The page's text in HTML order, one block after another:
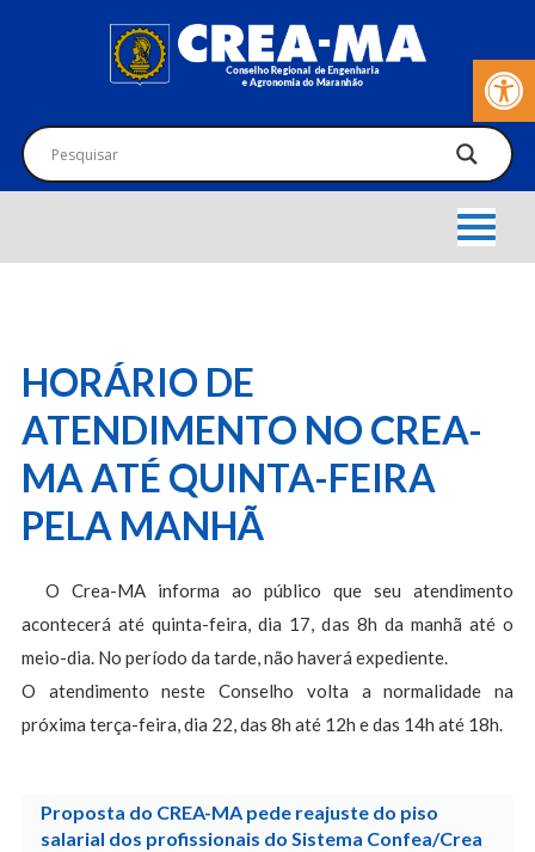
Barra de
HORÁRIO DE
ATENDIMENTO NO CREA-
MA ATÉ QUINTA-FEIRA
PELA MANHÃ
O Crea-MA informa ao público que seu atendimento
acontecerá até quinta-feira, dia 17, das 8h da manhã até o
meio-dia. No período da tarde, não haverá expediente.
O atendimento neste Conselho volta a normalidade na
próxima terça-feira, dia 22, das 8h até 12h e das 14h até 18h.
Proposta do CREA-MA pede reajuste do piso
salarial dos profissionais do Sistema Confea/Crea